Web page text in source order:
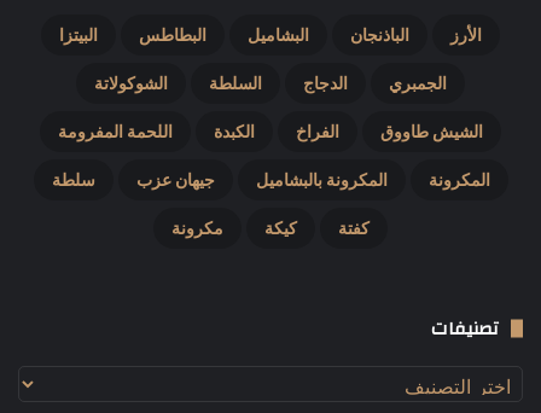
الأرز الباذنجان البشاميل البطاطس البيتزا
الجمبري الدجاج السلطة الشوكولاتة
الشيش طاووق الفراخ الكبدة اللحمة المفرومة
المكرونة المكرونة بالبشاميل جيهان عزب سلطة
كفتة كيكة مكرونة
تصنيفات
تصنيفات